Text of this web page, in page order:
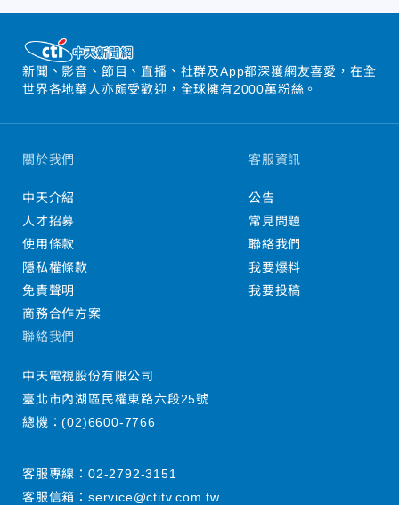
新聞、影音、節目、直播、社群及App都深獲網友喜愛，在全
世界各地華人亦頗受歡迎，全球擁有2000萬粉絲。
關於我們
中天介紹
人才招募
使用條款
隱私權條款
免責聲明
商務合作方案
客服資訊
公告
常見問題
聯絡我們
我要爆料
我要投稿
聯絡我們
中天電視股份有限公司
臺北市內湖區民權東路六段25號
總機：(02)6600-7766
客服專線： 02-2792-3151
客服信箱： service@ctitv.com.tw